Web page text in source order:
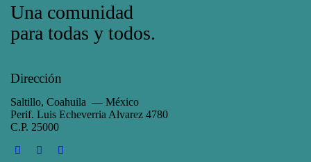
Una comunidad
para todas y todos.
Dirección
Saltillo, Coahuila — México
Perif. Luis Echeverria Alvarez 4780
C.P. 25000